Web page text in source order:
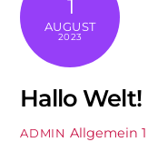
1
AUGUST
2023
Hallo Welt!
ADMIN Allgemein 1